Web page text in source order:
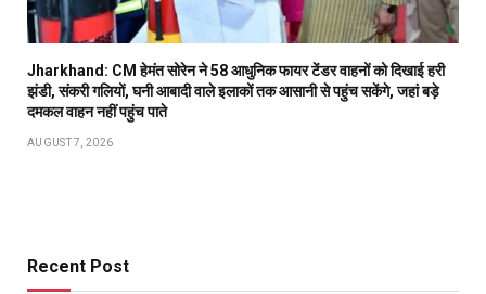
Jharkhand: CM हेमंत सोरेन ने 58 आधुनिक फायर टेंडर वाहनों को दिखाई हरी
झंडी, संकरी गलियों, घनी आबादी वाले इलाकों तक आसानी से पहुंच सकेंगे, जहां बड़े
दमकल वाहन नहीं पहुंच पाते
AUGUST 7, 2026
Recent Post